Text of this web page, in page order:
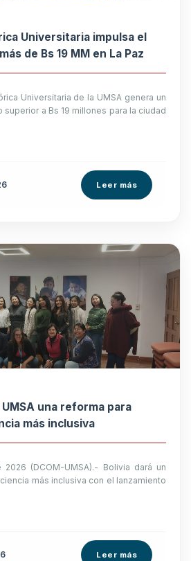
Universitaria impulsa el
de Bs 19 MM en La Paz
Universitaria de la UMSA genera un
a Bs 19 millones para la ciudad
Leer más
una reforma para
más inclusiva
(DCOM-UMSA).- Bolivia dará un
más inclusiva con el lanzamiento
Leer más